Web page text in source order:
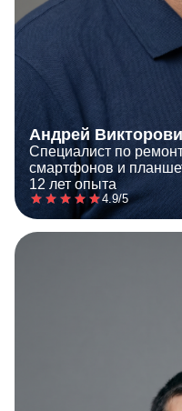
Андрей
Специалист по
смартфонов и
12 лет опыта
4.9/5